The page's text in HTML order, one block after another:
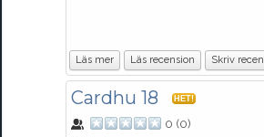
Läs mer Läs recension Skriv
Cardhu 18 HET!
0 (0)